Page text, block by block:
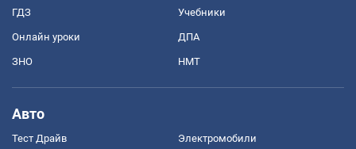
ГДЗ Учебники
Онлайн уроки ДПА
ЗНО НМТ
Авто
Тест Драйв Электромобили